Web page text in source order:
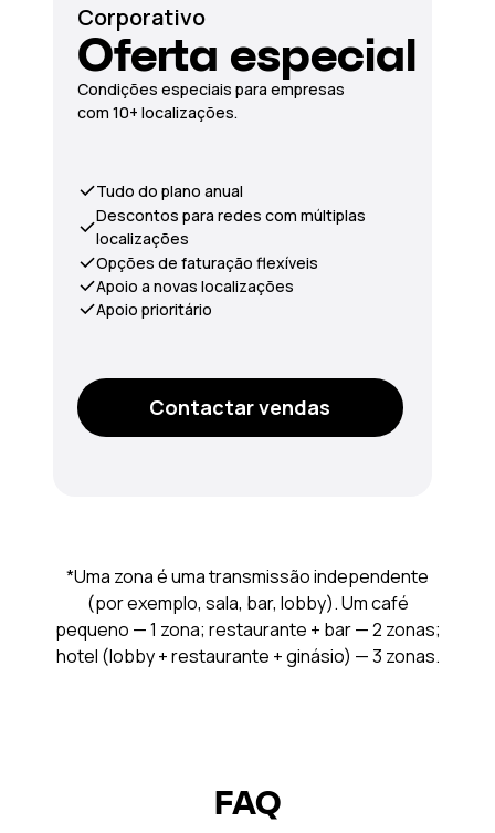
*Uma zona é uma transmissão independente
(por exemplo, sala, bar, lobby). Um café
pequeno — 1 zona; restaurante + bar — 2 zonas;
hotel (lobby + restaurante + ginásio) — 3 zonas.
Corporativo
Oferta especial
Condições especiais para empresas
com 10+ localizações.
Contactar vendas
Tudo do plano anual
Descontos para redes com múltiplas
localizações
Opções de faturação flexíveis
Apoio a novas localizações
Apoio prioritário
FAQ